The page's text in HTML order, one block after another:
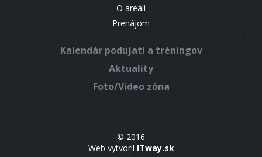
O areáli
Prenájom
Kalendár podujatí a tréningov
Aktuality
Foto/Video zóna
© 2016
Web vytvoril ITway.sk